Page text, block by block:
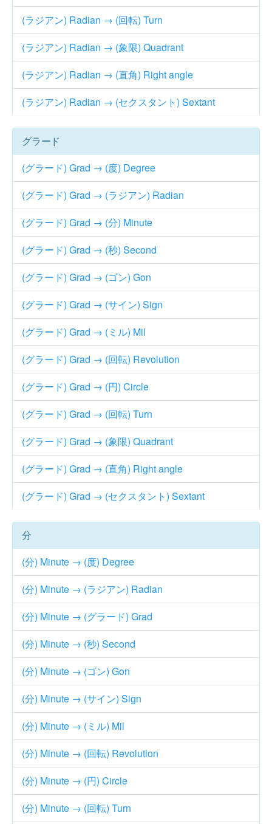
(ラジアン) Radian → (回転) Turn
(ラジアン) Radian → (象限) Quadrant
(ラジアン) Radian → (直角) Right angle
(ラジアン) Radian → (セクスタント) Sextant
グラード
(グラード) Grad → (度) Degree
(グラード) Grad → (ラジアン) Radian
(グラード) Grad → (分) Minute
(グラード) Grad → (秒) Second
(グラード) Grad → (ゴン) Gon
(グラード) Grad → (サイン) Sign
(グラード) Grad → (ミル) Mil
(グラード) Grad → (回転) Revolution
(グラード) Grad → (円) Circle
(グラード) Grad → (回転) Turn
(グラード) Grad → (象限) Quadrant
(グラード) Grad → (直角) Right angle
(グラード) Grad → (セクスタント) Sextant
分
(分) Minute → (度) Degree
(分) Minute → (ラジアン) Radian
(分) Minute → (グラード) Grad
(分) Minute → (秒) Second
(分) Minute → (ゴン) Gon
(分) Minute → (サイン) Sign
(分) Minute → (ミル) Mil
(分) Minute → (回転) Revolution
(分) Minute → (円) Circle
(分) Minute → (回転) Turn